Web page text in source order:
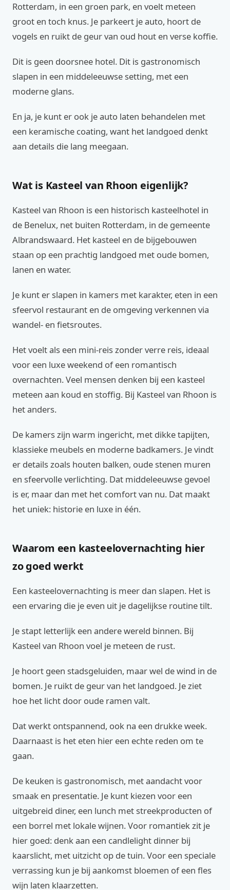
Rotterdam, in een groen park, en voelt meteen
groot en toch knus. Je parkeert je auto, hoort de
vogels en ruikt de geur van oud hout en verse koffie.
Dit is geen doorsnee hotel. Dit is gastronomisch
slapen in een middeleeuwse setting, met een
moderne glans.
En ja, je kunt er ook je auto laten behandelen met
een keramische coating, want het landgoed denkt
aan details die lang meegaan.
Wat is Kasteel van Rhoon eigenlijk?
Kasteel van Rhoon is een historisch kasteelhotel in
de Benelux, net buiten Rotterdam, in de gemeente
Albrandswaard. Het kasteel en de bijgebouwen
staan op een prachtig landgoed met oude bomen,
lanen en water.
Je kunt er slapen in kamers met karakter, eten in een
sfeervol restaurant en de omgeving verkennen via
wandel- en fietsroutes.
Het voelt als een mini-reis zonder verre reis, ideaal
voor een luxe weekend of een romantisch
overnachten. Veel mensen denken bij een kasteel
meteen aan koud en stoffig. Bij Kasteel van Rhoon is
het anders.
De kamers zijn warm ingericht, met dikke tapijten,
klassieke meubels en moderne badkamers. Je vindt
er details zoals houten balken, oude stenen muren
en sfeervolle verlichting. Dat middeleeuwse gevoel
is er, maar dan met het comfort van nu. Dat maakt
het uniek: historie en luxe in één.
Waarom een kasteelovernachting hier
zo goed werkt
Een kasteelovernachting is meer dan slapen. Het is
een ervaring die je even uit je dagelijkse routine tilt.
Je stapt letterlijk een andere wereld binnen. Bij
Kasteel van Rhoon voel je meteen de rust.
Je hoort geen stadsgeluiden, maar wel de wind in de
bomen. Je ruikt de geur van het landgoed. Je ziet
hoe het licht door oude ramen valt.
Dat werkt ontspannend, ook na een drukke week.
Daarnaast is het eten hier een echte reden om te
gaan.
De keuken is gastronomisch, met aandacht voor
smaak en presentatie. Je kunt kiezen voor een
uitgebreid diner, een lunch met streekproducten of
een borrel met lokale wijnen. Voor romantiek zit je
hier goed: denk aan een candlelight dinner bij
kaarslicht, met uitzicht op de tuin. Voor een speciale
verrassing kun je bij aankomst bloemen of een fles
wijn laten klaarzetten.